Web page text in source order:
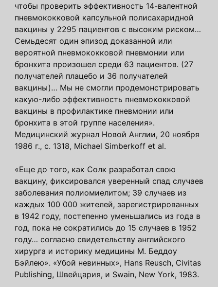
чтобы проверить эффективность 14-валентной
пневмококковой капсульной полисахаридной
вакцины у 2295 пациентов с высоким риском…
Семьдесят один эпизод доказанной или
вероятной пневмококковой пневмонии или
бронхита произошел среди 63 пациентов. (27
получателей плацебо и 36 получателей
вакцины)… Мы не смогли продемонстрировать
какую-либо эффективность пневмококковой
вакцины в профилактике пневмонии или
бронхита в этой группе населения».
Медицинский журнал Новой Англии, 20 ноября
1986 г., с. 1318, Michael Simberkoff et al.
«Еще до того, как Солк разработал свою
вакцину, фиксировался уверенный спад случаев
заболевания полиомиелитом; 39 случаев из
каждых 100 000 жителей, зарегистрированных
в 1942 году, постепенно уменьшались из года в
год, пока не сократились до 15 случаев в 1952
году… согласно свидетельству английского
хирурга и историку медицины М. Беддоу
Бэйлею». «Убой невинных», Hans Reusch, Civitas
Publishing, Швейцария, и Swain, New York, 1983.